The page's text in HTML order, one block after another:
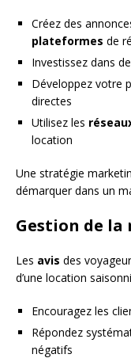
Créez des
plateformes de
Investissez dans
Développez votre
directes
Utilisez les
location
Une stratégie
démarquer dans un
Gestion de
Les avis des
d’une location
Encouragez les
Répondez
négatifs